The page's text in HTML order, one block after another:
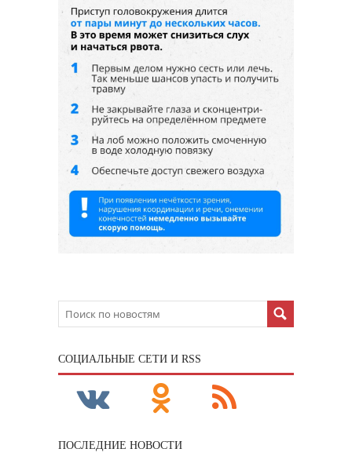
CОЦИАЛЬНЫЕ СЕТИ И RSS
ПОСЛЕДНИЕ НОВОСТИ